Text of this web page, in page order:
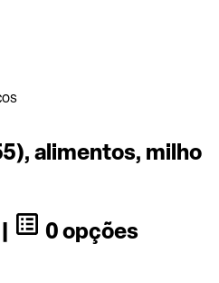
alimentos, milho
0 opções